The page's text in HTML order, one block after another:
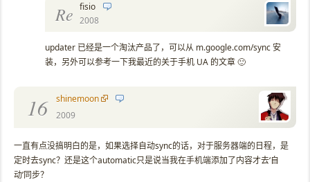
Re fisio
2008
updater 已经是一个淘汰产品了，可以从 m.google.com/sync 安
装，另外可以参考一下我最近的关于手机 UA 的文章 🙂
16
shinemoon
2009
一直有点没搞明白的是，如果选择自动sync的话，对于服务器端的日程，是
定时去sync？还是这个automatic只是说当我在手机端添加了内容才去‘自
动’同步？